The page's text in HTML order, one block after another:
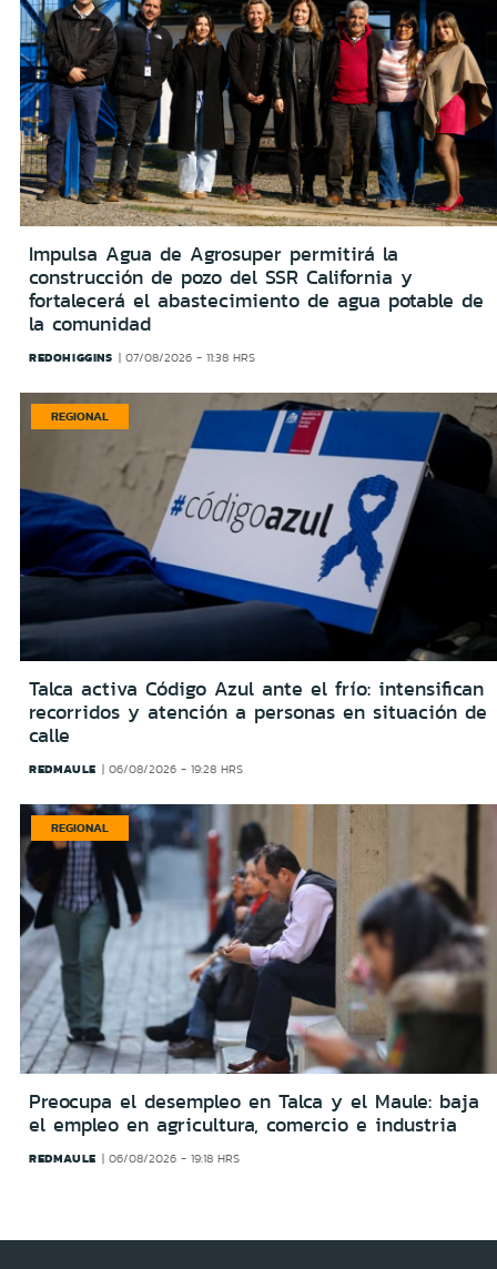
Impulsa Agua de Agrosuper permitirá la
construcción de pozo del SSR California y
fortalecerá el abastecimiento de agua potable de
la comunidad
REDOHIGGINS 07/08/2026 - 11:38 HRS
REGIONAL
Talca activa Código Azul ante el frío: intensifican
recorridos y atención a personas en situación de
calle
REDMAULE 06/08/2026 - 19:28 HRS
REGIONAL
Preocupa el desempleo en Talca y el Maule: baja
el empleo en agricultura, comercio e industria
REDMAULE 06/08/2026 - 19:18 HRS